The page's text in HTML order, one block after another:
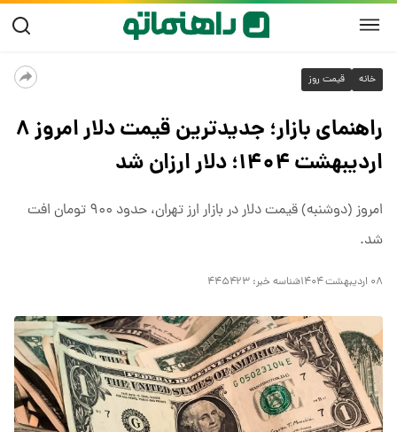
خانه قیمت روز
راهنمای بازار؛ جدیدترین قیمت دلار امروز ۸
اردیبهشت ۱۴۰۴؛ دلار ارزان شد
امروز (دوشنبه) قیمت دلار در بازار ارز تهران، حدود ۹۰۰ تومان افت
شد.
۰۸ اردیبهشت ۱۴۰۴ شناسه خبر: ۴۴۵۴۲۳